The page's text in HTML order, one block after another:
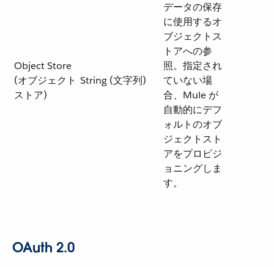
Object Store
(オブジェクト
ストア)
String (文字列)
データの保存
に使用するオ
ブジェクトス
トアへの参
照。指定され
ていない場
合、Mule が
自動的にデフ
ォルトのオブ
ジェクトスト
アをプロビジ
ョニングしま
す。
OAuth 2.0